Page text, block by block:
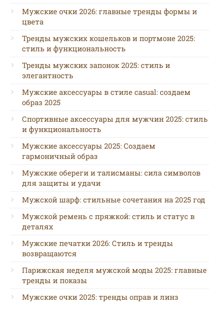
Мужские очки 2026: главные тренды формы и
цвета
Тренды мужских кошельков и портмоне 2025:
стиль и функциональность
Тренды мужских запонок 2025: стиль и
элегантность
Мужские аксессуары в стиле casual: создаем
образ 2025
Спортивные аксессуары для мужчин 2025: стиль
и функциональность
Мужские аксессуары 2025: Создаем
гармоничный образ
Мужские обереги и талисманы: сила символов
для защиты и удачи
Мужской шарф: стильные сочетания на 2025 год
Мужской ремень с пряжкой: стиль и статус в
деталях
Мужские печатки 2026: Стиль и тренды
возвращаются
Парижская неделя мужской моды 2025: главные
тренды и показы
Мужские очки 2025: тренды оправ и линз